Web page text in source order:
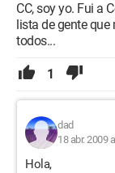
CC, soy yo. Fui a
lista de gente que
todos...
1
dad
18 abr. 2009
Hola,